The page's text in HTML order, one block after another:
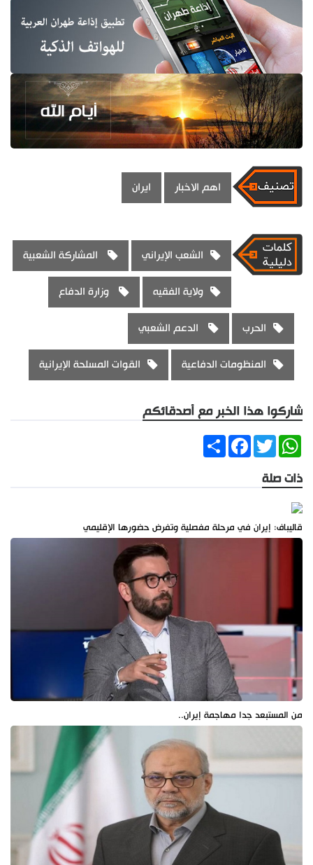
اهم الاخبار ايران
الشعب الإيراني المشاركة الشعبية
ولاية الفقيه وزارة الدفاع
الحرب الدعم الشعبي
المنظومات الدفاعية القوات المسلحة الإيرانية
شاركوا هذا الخبر مع أصدقائكم
ShareFacebookTwitter
WhatsApp
ذات صلة
قاليباف: إيران في مرحلة مفصلية وتفرض حضورها الإقليمي
من المستبعد جدا مهاجمة إيران..